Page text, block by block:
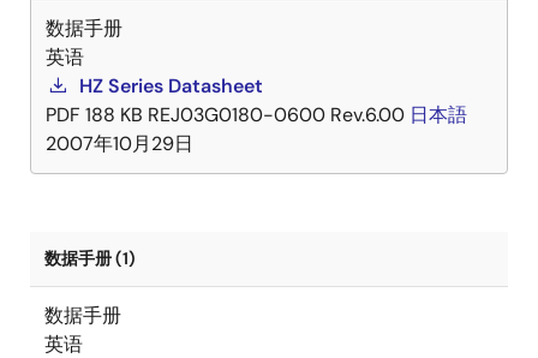
数据手册
英语
HZ Series Datasheet
PDF 188 KB REJ03G0180-0600 Rev.6.00 日本語
2007年10月29日
数据手册 (1)
数据手册
英语